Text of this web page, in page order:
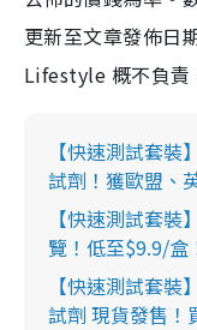
更新至文章發佈日
Lifestyle 概不負責
【快速測試套
試劑！獲歐盟、
【快速測試套
覽！低至$9.9/
【快速測試套
試劑 現貨發售！